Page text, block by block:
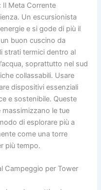
Il Meta Corrente
Un escursionista
e si gode di più il
buon cuscino da
strati termici dentro al
soprattutto nel sud
collassabili. Usare
dispositivi essenziali
e sostenibile. Queste
massimizzano le tue
di esplorare più a
come una torre
più tempo.
Campeggio per Tower